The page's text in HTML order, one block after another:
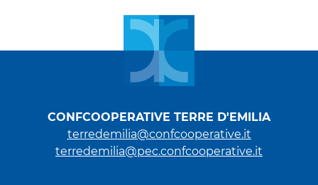
CONFCOOPERATIVE TERRE D'EMILIA
terredemilia@confcooperative.it
terredemilia@pec.confcooperative.it